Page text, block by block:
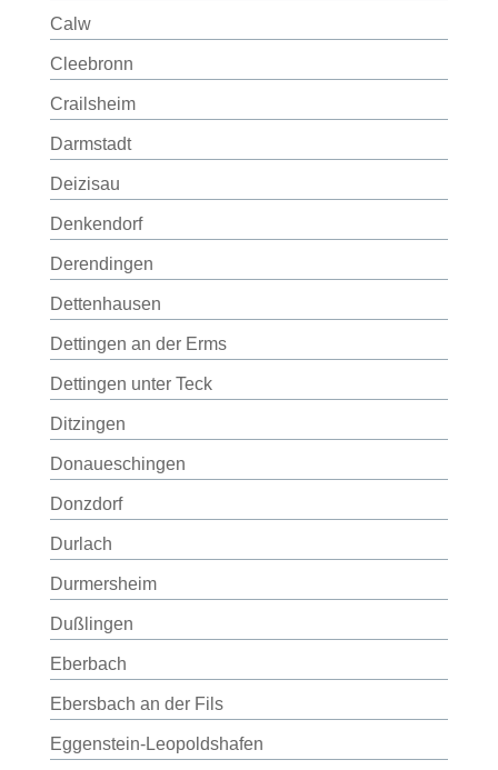
Calw
Cleebronn
Crailsheim
Darmstadt
Deizisau
Denkendorf
Derendingen
Dettenhausen
Dettingen an der Erms
Dettingen unter Teck
Ditzingen
Donaueschingen
Donzdorf
Durlach
Durmersheim
Dußlingen
Eberbach
Ebersbach an der Fils
Eggenstein-Leopoldshafen